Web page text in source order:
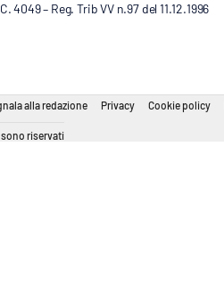
4049 – Reg. Trib VV n.97 del 11.12.1996
alla redazione Privacy Cookie policy
riservati